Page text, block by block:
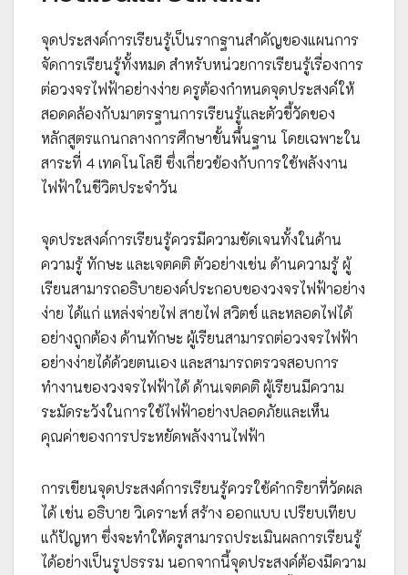
จุดประสงค์การเรียนรู้เป็นรากฐานสำคัญของแผนการ
จัดการเรียนรู้ทั้งหมด สำหรับหน่วยการเรียนรู้เรื่องการ
ต่อวงจรไฟฟ้าอย่างง่าย ครูต้องกำหนดจุดประสงค์ให้
สอดคล้องกับมาตรฐานการเรียนรู้และตัวชี้วัดของ
หลักสูตรแกนกลางการศึกษาขั้นพื้นฐาน โดยเฉพาะใน
สาระที่ 4 เทคโนโลยี ซึ่งเกี่ยวข้องกับการใช้พลังงาน
ไฟฟ้าในชีวิตประจำวัน
จุดประสงค์การเรียนรู้ควรมีความชัดเจนทั้งในด้าน
ความรู้ ทักษะ และเจตคติ ตัวอย่างเช่น ด้านความรู้ ผู้
เรียนสามารถอธิบายองค์ประกอบของวงจรไฟฟ้าอย่าง
ง่าย ได้แก่ แหล่งจ่ายไฟ สายไฟ สวิตช์ และหลอดไฟได้
อย่างถูกต้อง ด้านทักษะ ผู้เรียนสามารถต่อวงจรไฟฟ้า
อย่างง่ายได้ด้วยตนเอง และสามารถตรวจสอบการ
ทำงานของวงจรไฟฟ้าได้ ด้านเจตคติ ผู้เรียนมีความ
ระมัดระวังในการใช้ไฟฟ้าอย่างปลอดภัยและเห็น
คุณค่าของการประหยัดพลังงานไฟฟ้า
การเขียนจุดประสงค์การเรียนรู้ควรใช้คำกริยาที่วัดผล
ได้ เช่น อธิบาย วิเคราะห์ สร้าง ออกแบบ เปรียบเทียบ
แก้ปัญหา ซึ่งจะทำให้ครูสามารถประเมินผลการเรียนรู้
ได้อย่างเป็นรูปธรรม นอกจากนี้จุดประสงค์ต้องมีความ